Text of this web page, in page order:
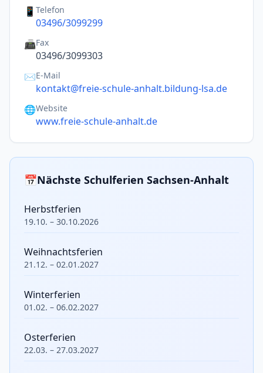
📱 Telefon
03496/3099299
📠Fax
03496/3099303
✉️E-Mail
kontakt@freie-schule-anhalt.bildung-lsa.de
🌐Website
www.freie-schule-anhalt.de
📅Nächste Schulferien Sachsen-Anhalt
Herbstferien
19.10. – 30.10.2026
Weihnachtsferien
21.12. – 02.01.2027
Winterferien
01.02. – 06.02.2027
Osterferien
22.03. – 27.03.2027